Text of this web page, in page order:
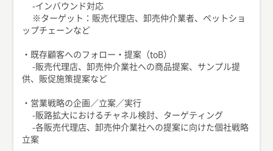
-インバウンド対応
※ターゲット：販売代理店、卸売仲介業者、ペットショ
ップチェーンなど
・既存顧客へのフォロー・提案（toB）
-販売代理店、卸売仲介業社への商品提案、サンプル提
供、販促施策提案など
・営業戦略の企画／立案／実行
-販路拡大におけるチャネル検討、ターゲティング
-各販売代理店、卸売仲介業社への提案に向けた個社戦略
立案